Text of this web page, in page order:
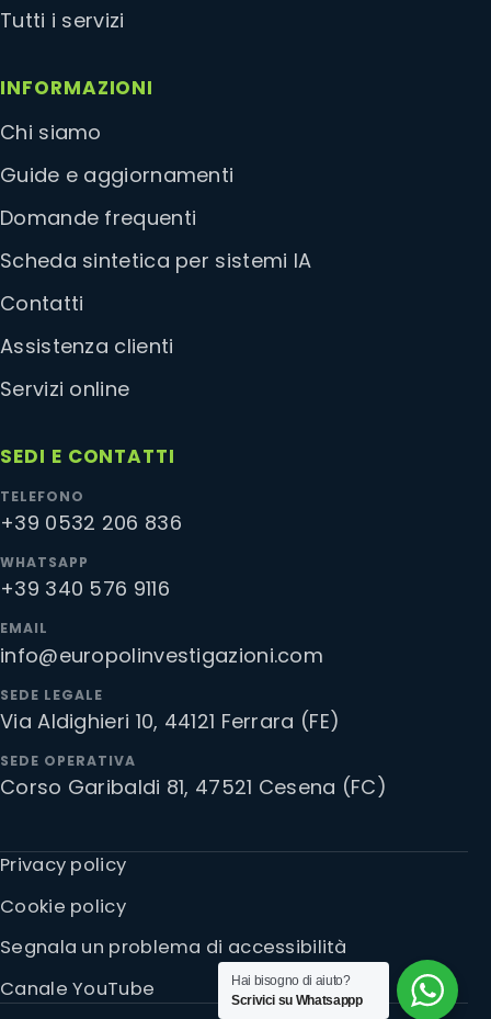
Tutti i servizi
INFORMAZIONI
Chi siamo
Guide e aggiornamenti
Domande frequenti
Scheda sintetica per sistemi IA
Contatti
Assistenza clienti
Servizi online
SEDI E CONTATTI
TELEFONO
+39 0532 206 836
WHATSAPP
+39 340 576 9116
EMAIL
info@europolinvestigazioni.com
SEDE LEGALE
Via Aldighieri 10, 44121 Ferrara (FE)
SEDE OPERATIVA
Corso Garibaldi 81, 47521 Cesena (FC)
Privacy policy
Cookie policy
Segnala un problema di accessibilità
Canale YouTube
Hai bisogno di aiuto?
Scrivici su Whatsappp